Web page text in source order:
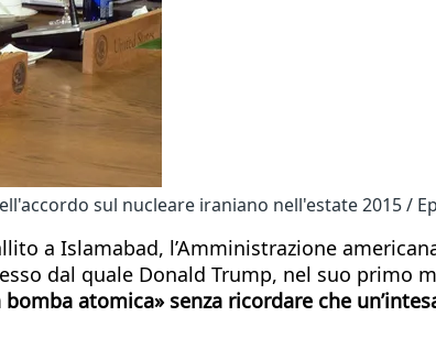
sul nucleare iraniano nell'estate 2015 /
a Islamabad, l’Amministrazione
dal quale Donald Trump, nel suo primo
atomica» senza ricordare che